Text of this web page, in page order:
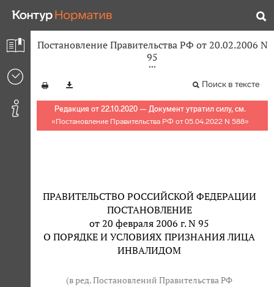
Постановление Правительства РФ от 20.02.2006 N
95
Поиск в тексте
Редакция от 22.10.2020 — Документ утратил силу, см.
«Постановление Правительства РФ от 05.04.2022 N 588»
ПРАВИТЕЛЬСТВО РОССИЙСКОЙ ФЕДЕРАЦИИ
ПОСТАНОВЛЕНИЕ
от 20 февраля 2006 г. N 95
О ПОРЯДКЕ И УСЛОВИЯХ ПРИЗНАНИЯ ЛИЦА
ИНВАЛИДОМ
(в ред. Постановлений Правительства РФ